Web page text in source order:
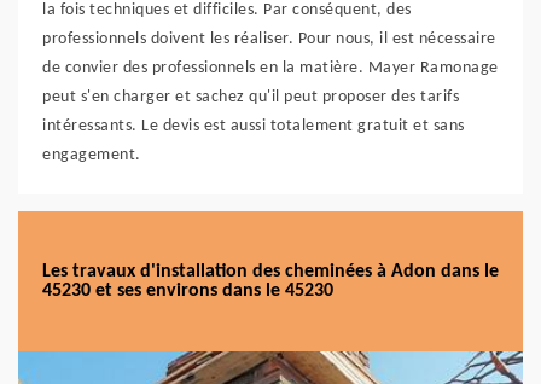
la fois techniques et difficiles. Par conséquent, des
professionnels doivent les réaliser. Pour nous, il est nécessaire
de convier des professionnels en la matière. Mayer Ramonage
peut s'en charger et sachez qu'il peut proposer des tarifs
intéressants. Le devis est aussi totalement gratuit et sans
engagement.
Les travaux d'installation des cheminées à Adon dans le
45230 et ses environs dans le 45230